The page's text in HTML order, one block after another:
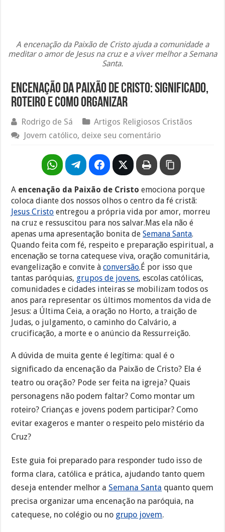
A encenação da Paixão de Cristo ajuda a comunidade a
meditar o amor de Jesus na cruz e a viver melhor a Semana
Santa.
Encenação da Paixão de Cristo: Significado,
Roteiro e Como Organizar
Rodrigo de Sá
Artigos Religiosos Cristãos
Jovem católico, deixe seu comentário
A encenação da Paixão de Cristo emociona porque
coloca diante dos nossos olhos o centro da fé cristã:
Jesus Cristo entregou a própria vida por amor, morreu
na cruz e ressuscitou para nos salvar.Mas ela não é
apenas uma apresentação bonita deSemana Santa.
Quando feita com fé, respeito e preparação espiritual, a
encenação se torna catequese viva, oração comunitária,
evangelização e convite àconversão.É por isso que
tantas paróquias, grupos de jovens, escolas católicas,
comunidades e cidades inteiras se mobilizam todos os
anos para representar os últimos momentos da vida de
Jesus: a Última Ceia, a oração no Horto, a traição de
Judas, o julgamento, o caminho do Calvário, a
crucificação, a morte e o anúncio da Ressurreição.
A dúvida de muita gente é legítima: qual é o
significado da encenação da Paixão de Cristo? Ela é
teatro ou oração? Pode ser feita na igreja? Quais
personagens não podem faltar? Como montar um
roteiro? Crianças e jovens podem participar? Como
evitar exageros e manter o respeito pelo mistério da
Cruz?
Este guia foi preparado para responder tudo isso de
forma clara, católica e prática, ajudando tanto quem
deseja entender melhor a Semana Santa quanto quem
precisa organizar uma encenação na paróquia, na
catequese, no colégio ou no grupo jovem.